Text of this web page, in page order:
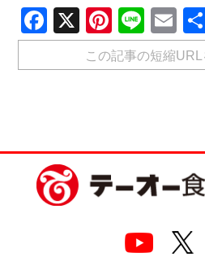
Facebook
X Line
この記事の短縮